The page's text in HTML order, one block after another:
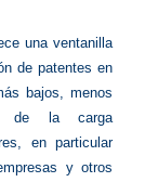
una ventanilla
de patentes en
bajos, menos
de la carga
en particular
y otros